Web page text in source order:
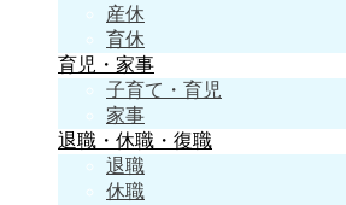
産休
育休
育児・家事
子育て・育児
家事
退職・休職・復職
退職
休職